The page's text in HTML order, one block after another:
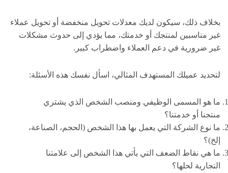
بخلاف ذلك، سيكون لديك معدلات تحويل منخفضة أو تحويل عملاء
غير مناسبين لمنتجك أو خدمتك، مما يؤدي إلى حدوث مشكلات
غير ضرورية في دعم العملاء واضطراب كبير.
لتحديد عميلك المستهدف المثالي، اسأل نفسك هذه الأسئلة:
ما هو المسمى الوظيفي ومنصب الشخص الذي يشتري
منتجنا أو خدمتنا؟
ما نوع الشركة التي يعمل بها هذا الشخص (الحجم، الصناعة،
إلخ)؟
ما هي نقاط الضعف التي يأتي هذا الشخص إلى علامتنا
التجارية لحلها؟